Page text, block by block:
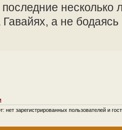
несколько
а не
зарегистрированных пользователей и